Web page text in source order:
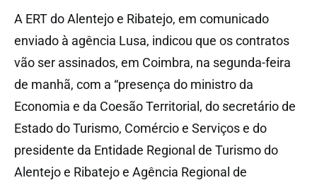
A ERT do Alentejo e Ribatejo, em comunicado
enviado à agência Lusa, indicou que os contratos
vão ser assinados, em Coimbra, na segunda-feira
de manhã, com a “presença do ministro da
Economia e da Coesão Territorial, do secretário de
Estado do Turismo, Comércio e Serviços e do
presidente da Entidade Regional de Turismo do
Alentejo e Ribatejo e Agência Regional de